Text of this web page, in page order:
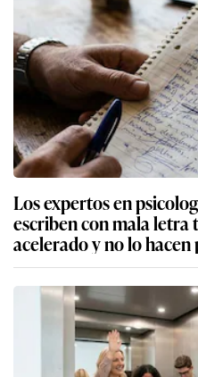
Los expertos en
escriben con mala letra
acelerado y no lo